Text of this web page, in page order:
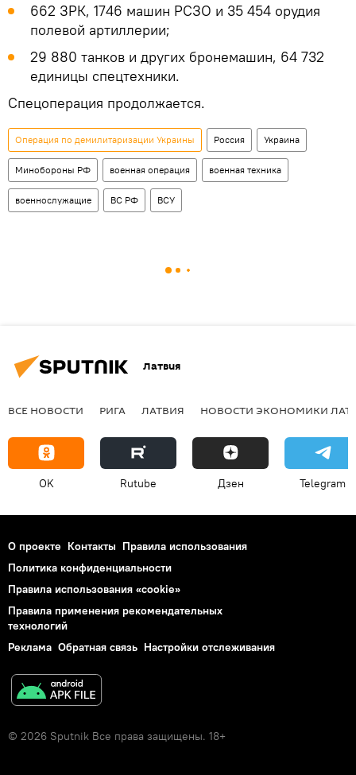
662 ЗРК, 1746 машин РСЗО и 35 454 орудия
полевой артиллерии;
29 880 танков и других бронемашин, 64 732
единицы спецтехники.
Спецоперация продолжается.
Операция по демилитаризации Украины Россия Украина
Минобороны РФ военная операция военная техника
военнослужащие ВС РФ ВСУ
Латвия
ВСЕ НОВОСТИ РИГА ЛАТВИЯ НОВОСТИ ЭКОНОМИКИ
OK Rutube Дзен Telegram
О проекте Контакты Правила использования
Политика конфиденциальности
Правила использования «cookie»
Правила применения рекомендательных
технологий
Реклама Обратная связь Настройки отслеживания
© 2026 Sputnik Все права защищены. 18+